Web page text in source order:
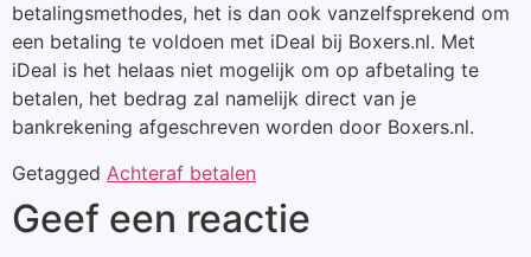
betalingsmethodes, het is dan ook vanzelfsprekend om
een betaling te voldoen met iDeal bij Boxers.nl. Met
iDeal is het helaas niet mogelijk om op afbetaling te
betalen, het bedrag zal namelijk direct van je
bankrekening afgeschreven worden door Boxers.nl.
Getagged Achteraf betalen
Geef een reactie